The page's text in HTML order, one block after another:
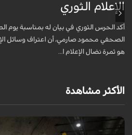
الإعلام الثوري
أكد الحرس الثوري في بيان له بمناسبة يوم
الصحفي محمود صارمي، أن اعتراف وسائل
هو ثمرة نضال الإعلام ا...
الأكثر مشاهدة